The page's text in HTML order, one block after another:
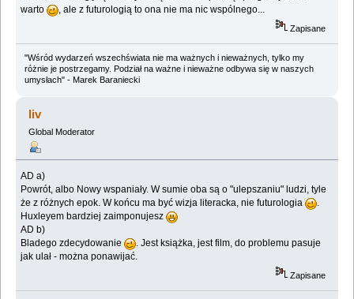
warto
, ale z futurologią to ona nie ma nic wspólnego...
Zapisane
"Wśród wydarzeń wszechświata nie ma ważnych i nieważnych, tylko my
różnie je postrzegamy. Podział na ważne i nieważne odbywa się w naszych
umysłach" - Marek Baraniecki
liv
Global Moderator
AD a)
Powrót, albo Nowy wspaniały. W sumie oba są o "ulepszaniu" ludzi, tyle
że z różnych epok. W końcu ma być wizja literacka, nie futurologia
.
Huxleyem bardziej zaimponujesz
AD b)
Bladego zdecydowanie
. Jest książka, jest film, do problemu pasuje
jak ulał - można ponawijać.
Zapisane